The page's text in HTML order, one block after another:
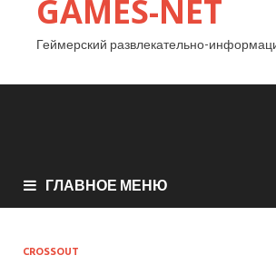
GAMES-NET
Геймерский развлекательно-
ГЛАВНОЕ МЕНЮ
CROSSOUT